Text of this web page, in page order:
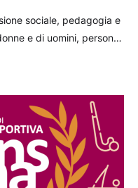
sociale, pedagogia e
e di uomini, persone